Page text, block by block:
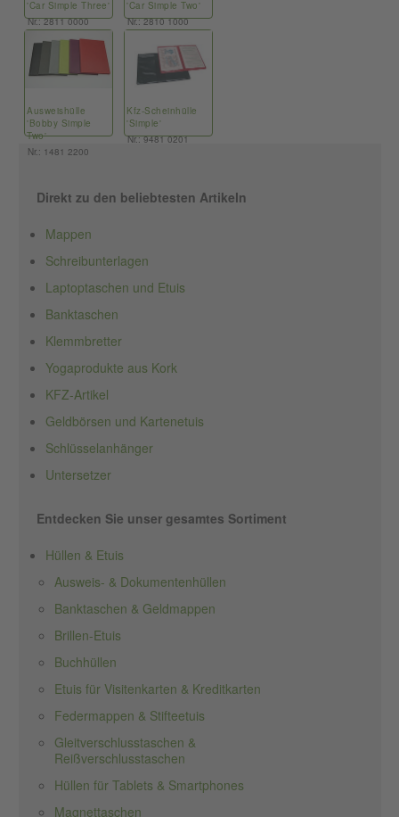
'Car Simple Three'
Nr.: 2811 0000
'Car Simple Two'
Nr.: 2810 1000
Ausweishülle
'Bobby Simple
Two'
Nr.: 1481 2200
Kfz-Scheinhülle
'Simple'
Nr.: 9481 0201
Direkt zu den beliebtesten Artikeln
Mappen
Schreibunterlagen
Laptoptaschen und Etuis
Banktaschen
Klemmbretter
Yogaprodukte aus Kork
KFZ-Artikel
Geldbörsen und Kartenetuis
Schlüsselanhänger
Untersetzer
Entdecken Sie unser gesamtes Sortiment
Hüllen & Etuis
Ausweis- & Dokumentenhüllen
Banktaschen & Geldmappen
Brillen-Etuis
Buchhüllen
Etuis für Visitenkarten & Kreditkarten
Federmappen & Stifteetuis
Gleitverschlusstaschen &
Reißverschlusstaschen
Hüllen für Tablets & Smartphones
Magnettaschen